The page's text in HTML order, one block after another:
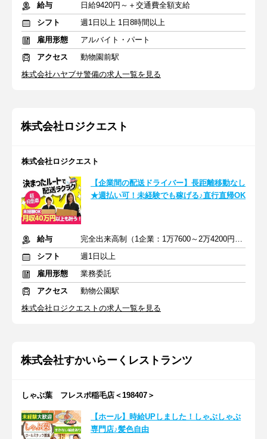
給与
日給9420円～＋交通費全額支給
シフト
週1日以上 1日8時間以上
雇用形態
アルバイト・パート
アクセス
動物園前駅
株式会社ハヤブサ警備の求人一覧を見る
株式会社ロジクエスト
株式会社ロジクエスト
【企業間の配送ドライバー】長距離移動なし
★週払い可！未経験でも稼げる♪直行直帰OK
給与
完全出来高制（1企業：1万7600～2万4200円※1日あたり）
シフト
週1日以上
雇用形態
業務委託
アクセス
動物公園駅
株式会社ロジクエストの求人一覧を見る
株式会社すかいらーくレストランツ
しゃぶ葉 フレスポ稲毛店＜198407＞
【ホール】時給UPしました！しゃぶしゃぶ
専門店♪髪色自由